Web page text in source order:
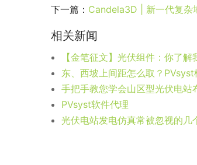
D情况 ：逐时辐照值高于红线数值
14:15和14:30-14:45），数值均高于
14:15-14:30之间，分钟级的辐照强
的结果。
综上可知，出现C和D两种情况下，